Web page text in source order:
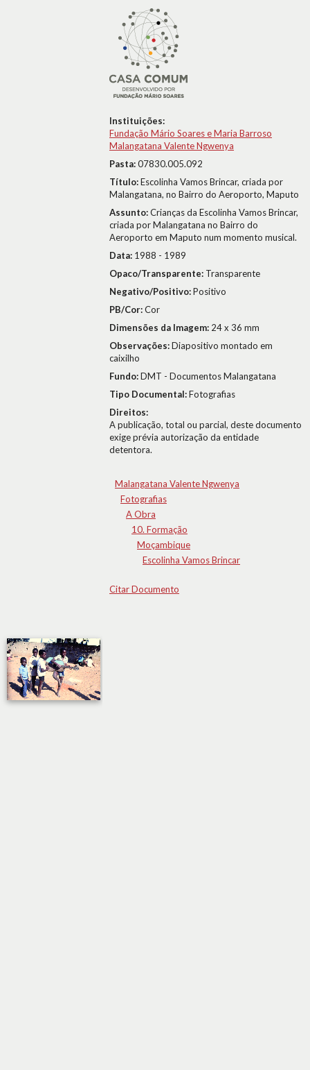
Instituições:
Fundação Mário Soares e Maria Barroso
Malangatana Valente Ngwenya
Pasta:07830.005.092
Título:Escolinha Vamos Brincar, criada por
Malangatana, no Bairro do Aeroporto, Maputo
Assunto:Crianças da Escolinha Vamos Brincar,
criada por Malangatana no Bairro do
Aeroporto em Maputo num momento musical.
Data: 1988 - 1989
Opaco/Transparente: Transparente
Negativo/Positivo:Positivo
PB/Cor:Cor
Dimensões da Imagem: 24 x 36 mm
Observações:Diapositivo montado em
caixilho
Fundo:DMT - Documentos Malangatana
Tipo Documental:Fotografias
Direitos:
A publicação, total ou parcial, deste documento
exige prévia autorização da entidade
detentora.
Malangatana Valente Ngwenya
Fotografias
A Obra
10. Formação
Moçambique
Escolinha Vamos Brincar
Citar Documento